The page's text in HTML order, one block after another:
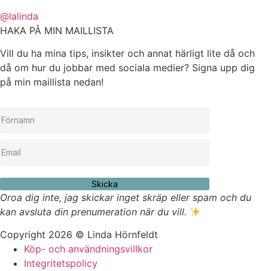
@lalinda
HAKA PÅ MIN MAILLISTA
Vill du ha mina tips, insikter och annat härligt lite då och
då om hur du jobbar med sociala medier? Signa upp dig
på min maillista nedan!
Skicka
Oroa dig inte, jag skickar inget skräp eller spam och du
kan avsluta din prenumeration när du vill.
Copyright 2026 © Linda Hörnfeldt
Köp- och användningsvillkor
Integritetspolicy